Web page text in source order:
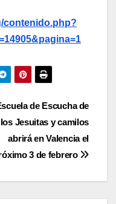
contenido.php?
de Escucha de
los Jesuitas y camilos
abrirá en Valencia el
3 de febrero